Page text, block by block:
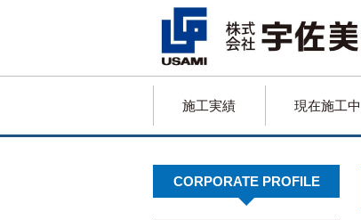
施工実績 現在施工中
CORPORATE PROFILE